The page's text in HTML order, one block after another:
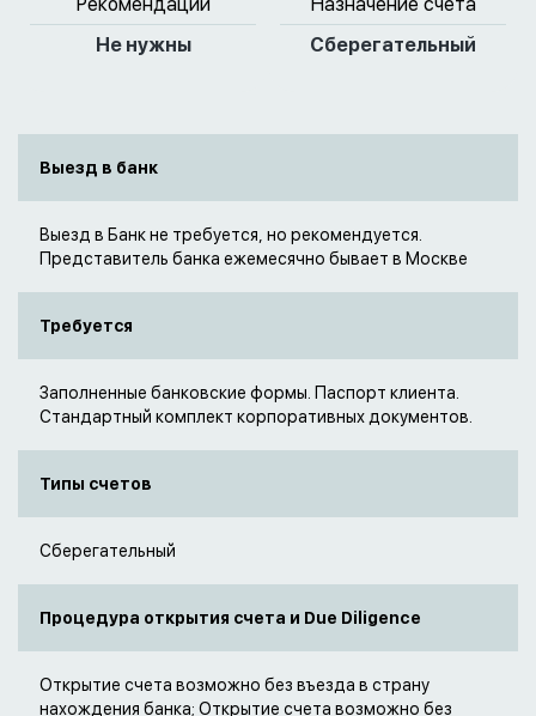
Не нужны
Сберегательный
Выезд в банк
Выезд в Банк не требуется, но рекомендуется.
Представитель банка ежемесячно бывает в Москве
Требуется
Заполненные банковские формы. Паспорт клиента.
Стандартный комплект корпоративных документов.
Типы счетов
Сберегательный
Процедура открытия счета и Due Diligence
Открытие счета возможно без въезда в страну
нахождения банка; Открытие счета возможно без